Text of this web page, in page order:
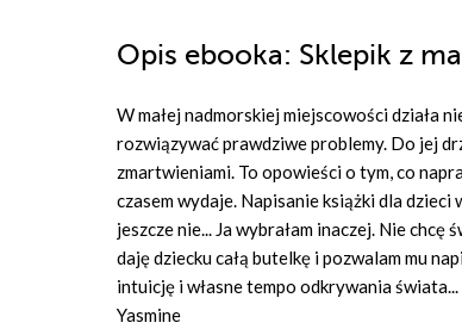
Opis ebooka: Sklepik z
W małej nadmorskiej miejscowości działa
rozwiązywać prawdziwe problemy. Do jej
zmartwieniami. To opowieści o tym, co
czasem wydaje. Napisanie książki dla
jeszcze nie... Ja wybrałam inaczej. Nie
daję dziecku całą butelkę i pozwalam mu
intuicję i własne tempo odkrywania
Yasmine